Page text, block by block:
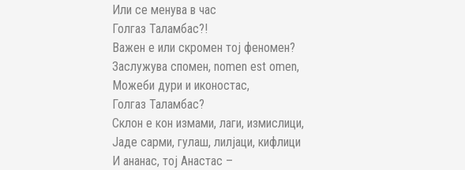
Или се менува в час
Голгаз Таламбас?!
Важен е или скромен тој феномен?
Заслужува спомен, nomen est omen,
Можеби дури и иконостас,
Голгаз Таламбас?
Склон е кон измами, лаги, измислици,
Јаде сарми, гулаш, лилјаци, кифлици
И ананас, тој Анастас –